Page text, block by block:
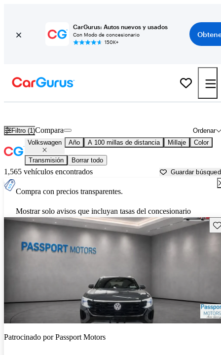
CarGurus: Autos nuevos y usados
Con Modo de concesionario
150K+
Filtro (1) Ordenar
Compara
Volkswagen Año A 100 millas de distancia Millaje Color
Transmisión Borrar todo
1,565 vehículos encontrados Guardar
Compra con precios transparentes.
Mostrar solo avisos que incluyan tasas del concesionario
Patrocinado porPassport Motors